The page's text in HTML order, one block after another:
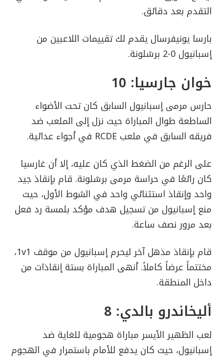
التقدم بعد دقائق.
بارسا يونيفرسال يقدم لك تقييمات اللاعبين من
إسبانيول 0-2 برشلونة.
خوان جارسيا: 10
حارس مرمى إسبانيول السابق كان تحت الأضواء
الساطعة طوال المباراة حيث نزل إلى الملعب ضد
فريقه السابق في ملعب RCDE في أجواء عدائية.
على الرغم من الضغط الذي كان عليه، إلا أن غارسيا
كان رائعًا في حراسة مرمى برشلونة. قام بإنقاذ جيد
واحد وإنقاذ استثنائي واحد في الشوط الأول، حيث
منع إسبانيول من تسجيل هدف مؤكد بلمسة رد فعل
بعد مرور نصف ساعة.
قام بإنقاذ مذهل آخر ليحرم إسبانيول من موقف 1v1،
مختتماً عرضاً كاملاً. أنهى المباراة بستة إنقاذات من
داخل المنطقة.
أليخاندرو بالدي: 8
لعب الظهير الأيسر مباراة هجومية للغاية ضد
إسبانيول، حيث كان يدفع للأمام باستمرار في الهجوم